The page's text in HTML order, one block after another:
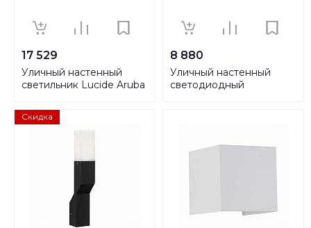
17 529
Уличный настенный
светильник Lucide Aruba
8 880
Уличный настенный
светодиодный
Скидка